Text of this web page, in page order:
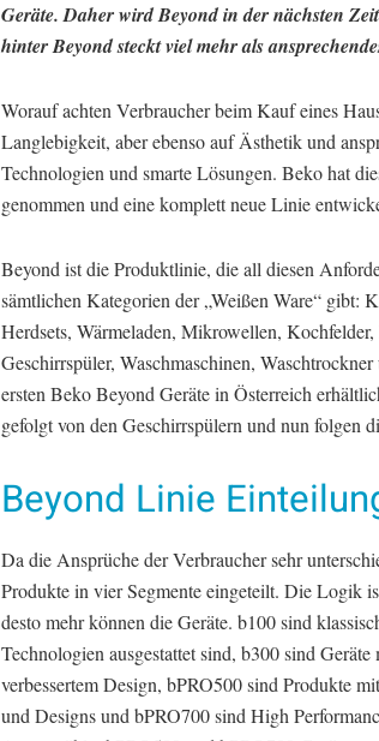
Geräte. Daher wird Beyond in der nächsten
hinter Beyond steckt viel mehr als
Worauf achten Verbraucher beim Kauf eines
Langlebigkeit, aber ebenso auf Ästhetik und
Technologien und smarte Lösungen. Beko hat
genommen und eine komplett neue Linie
Beyond ist die Produktlinie, die all diesen
sämtlichen Kategorien der „Weißen Ware“ gibt:
Herdsets, Wärmeladen, Mikrowellen,
Geschirrspüler, Waschmaschinen,
ersten Beko Beyond Geräte in Österreich
gefolgt von den Geschirrspülern und nun folgen
Beyond Linie
Da die Ansprüche der Verbraucher sehr
Produkte in vier Segmente eingeteilt. Die Logik
desto mehr können die Geräte. b100 sind
Technologien ausgestattet sind, b300 sind
verbessertem Design, bPRO500 sind Produkte
und Designs und bPRO700 sind High